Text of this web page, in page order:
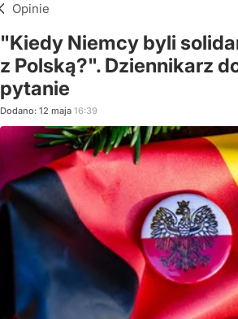
Opinie
"Kiedy Niemcy byli
z Polską?". Dziennikarz
pytanie
Dodano: 12 maja 16:39